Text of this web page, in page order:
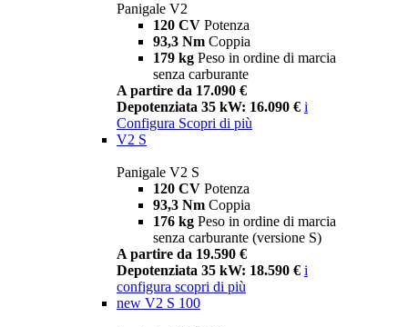
Panigale V2
120 CV Potenza
93,3 Nm Coppia
179 kg Peso in ordine di marcia
senza carburante
A partire da 17.090 €
Depotenziata 35 kW: 16.090 € i
Configura Scopri di più
V2 S
Panigale V2 S
120 CV Potenza
93,3 Nm Coppia
176 kg Peso in ordine di marcia
senza carburante (versione S)
A partire da 19.590 €
Depotenziata 35 kW: 18.590 € i
configura scopri di più
new V2 S 100